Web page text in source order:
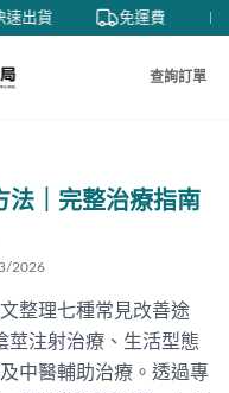
出貨 免運費
查詢訂單
法｜完整治療指南
2026
整理七種常見改善途
莖注射治療、生活型態
中醫輔助治療。透過專